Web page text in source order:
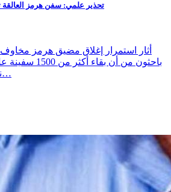
تحذير علمي: سفن هرمز العالقة
أثار استمرار إغلاق مضيق هرمز مخاوف
باحثون من أن
ناقلات لأنواع بحرية غازية…